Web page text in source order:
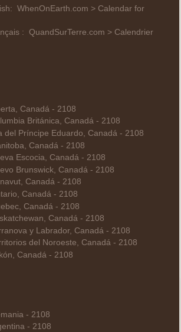
WhenOnEarth.com > Calendar for
: QuandSurTerre.com > Calendrier
Canadá - 2108
Británica, Canadá - 2108
del Príncipe Eduardo, Canadá - 2108
Canadá - 2108
Escocia, Canadá - 2108
Brunswick, Canadá - 2108
Canadá - 2108
Canadá - 2108
Canadá - 2108
Canadá - 2108
y Labrador, Canadá - 2108
del Noroeste, Canadá - 2108
Canadá - 2108
- 2108
- 2108